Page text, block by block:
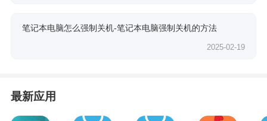
笔记本电脑怎么强制关机-笔记本电脑强制关机的方法
2025-02-19
最新应用